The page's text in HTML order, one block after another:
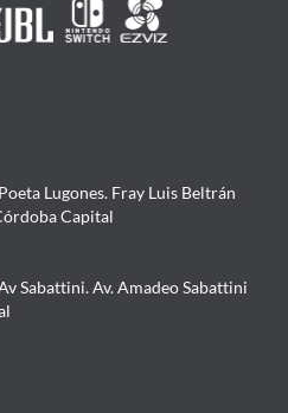
Lugones. Fray Luis Beltrán
Capital
Sabattini. Av. Amadeo Sabattini